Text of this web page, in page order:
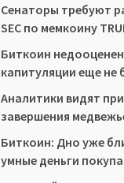
Сенаторы требуют
SEC по мемкоину
Биткоин
капитуляции еще не
Аналитики видят
завершения
Биткоин: Дно уже
умные деньги